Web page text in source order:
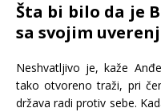
Šta bi bilo da je
sa svojim
Neshvatljivo je, kaže
tako otvoreno traži, pri
država radi protiv sebe.